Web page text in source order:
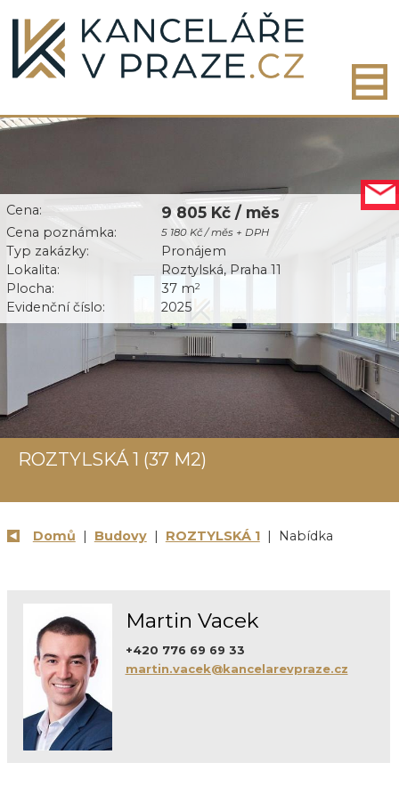
Cena: 9 805 Kč / měs
Cena poznámka: 5 180 Kč / měs + DPH
Typ zakázky:
Pronájem
Lokalita:
Roztylská, Praha 11
Plocha:
37 m2
Evidenční číslo: 2025
ROZTYLSKÁ 1 (37 M2)
Domů | Budovy| ROZTYLSKÁ 1| Nabídka
Martin Vacek
+420 776 69 69 33
martin.vacek@kancelarevpraze.cz